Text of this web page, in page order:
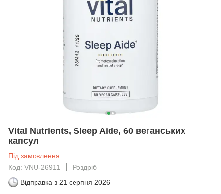
Vital Nutrients, Sleep Aide, 60 веганських
капсул
Під замовлення
Код: VNU-26911
Роздріб
Відправка з 21 серпня 2026